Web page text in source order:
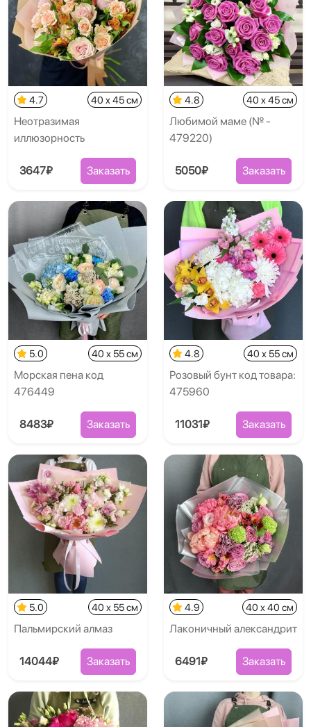
4.7 40 x 45 см
Неотразимая
иллюзорность
3647₽ Заказать
4.8 40 x 45 см
Любимой маме (№ -
479220)
5050₽ Заказать
5.0 40 x 55 см
Морская пена код
476449
8483₽ Заказать
4.8 40 x 55 см
Розовый бунт код товара:
475960
11031₽ Заказать
5.0 40 x 55 см
Пальмирский алмаз
14044₽ Заказать
4.9 40 x 40 см
Лаконичный александрит
6491₽ Заказать